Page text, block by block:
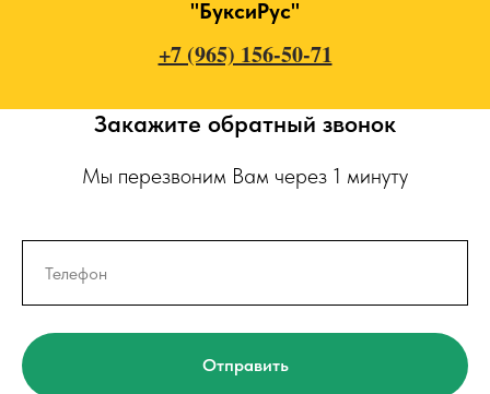
"БуксиРус"
+7 (965) 156-50-71
Закажите обратный звонок
Мы перезвоним Вам через 1 минуту
Отправить